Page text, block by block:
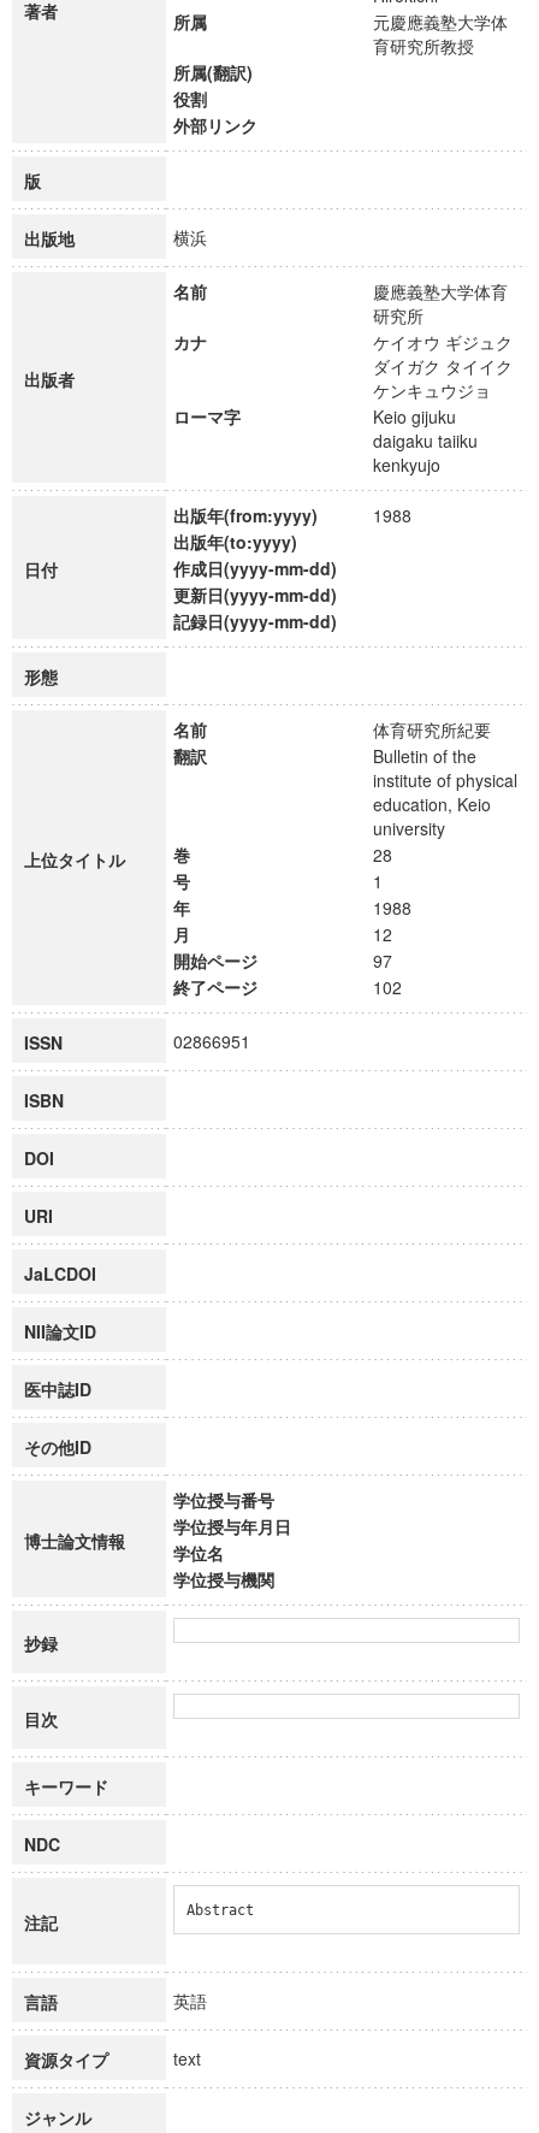
著者
所属
元慶應義塾大学体
育研究所教授
所属(翻訳)
役割
外部リンク
版
出版地 横浜
出版者
名前
慶應義塾大学体育
研究所
カナ
ケイオウ ギジュク
ダイガク タイイク
ケンキュウジョ
ローマ字
Keio gijuku
daigaku taiiku
kenkyujo
日付
出版年(from:yyyy)
1988
出版年(to:yyyy)
作成日(yyyy-mm-dd)
更新日(yyyy-mm-dd)
記録日(yyyy-mm-dd)
形態
上位タイトル
名前
体育研究所紀要
翻訳
Bulletin of the
institute of physical
education, Keio
university
巻
28
号
1
年
1988
月
12
開始ページ
97
終了ページ
102
ISSN 02866951
ISBN
DOI
URI
JaLCDOI
NII論文ID
医中誌ID
その他ID
博士論文情報
学位授与番号
学位授与年月日
学位名
学位授与機関
抄録
目次
キーワード
NDC
注記
Abstract
言語 英語
資源タイプ text
ジャンル